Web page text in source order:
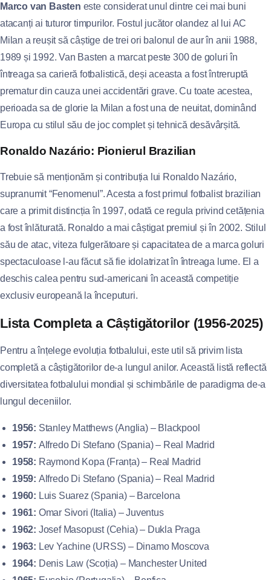
Marco van Basten este considerat unul dintre cei mai buni
atacanți ai tuturor timpurilor. Fostul jucător olandez al lui AC
Milan a reușit să câștige de trei ori balonul de aur în anii 1988,
1989 și 1992. Van Basten a marcat peste 300 de goluri în
întreaga sa carieră fotbalistică, deși aceasta a fost întreruptă
prematur din cauza unei accidentări grave. Cu toate acestea,
perioada sa de glorie la Milan a fost una de neuitat, dominând
Europa cu stilul său de joc complet și tehnică desăvârșită.
Ronaldo Nazário: Pionierul Brazilian
Trebuie să menționăm și contribuția lui Ronaldo Nazário,
supranumit “Fenomenul”. Acesta a fost primul fotbalist brazilian
care a primit distincția în 1997, odată ce regula privind cetățenia
a fost înlăturată. Ronaldo a mai câștigat premiul și în 2002. Stilul
său de atac, viteza fulgerătoare și capacitatea de a marca goluri
spectaculoase l-au făcut să fie idolatrizat în întreaga lume. El a
deschis calea pentru sud-americani în această competiție
exclusiv europeană la începuturi.
Lista Completa a Câștigătorilor (1956-2025)
Pentru a înțelege evoluția fotbalului, este util să privim lista
completă a câștigătorilor de-a lungul anilor. Această listă reflectă
diversitatea fotbalului mondial și schimbările de paradigma de-a
lungul deceniilor.
1956: Stanley Matthews (Anglia) – Blackpool
1957: Alfredo Di Stefano (Spania) – Real Madrid
1958: Raymond Kopa (Franța) – Real Madrid
1959: Alfredo Di Stefano (Spania) – Real Madrid
1960: Luis Suarez (Spania) – Barcelona
1961: Omar Sivori (Italia) – Juventus
1962: Josef Masopust (Cehia) – Dukla Praga
1963: Lev Yachine (URSS) – Dinamo Moscova
1964: Denis Law (Scoția) – Manchester United